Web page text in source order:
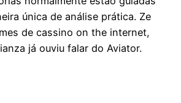
única de análise prática. Ze
de cassino on the internet,
já ouviu falar do Aviator.